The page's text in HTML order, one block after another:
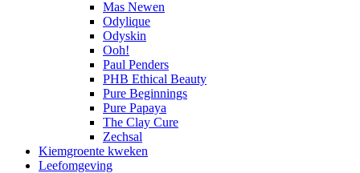
Mas Newen
Odylique
Odyskin
Ooh!
Paul Penders
PHB Ethical Beauty
Pure Beginnings
Pure Papaya
The Clay Cure
Zechsal
Kiemgroente kweken
Leefomgeving